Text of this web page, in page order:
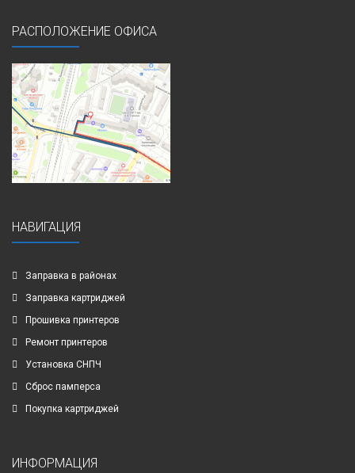
РАСПОЛОЖЕНИЕ ОФИСА
НАВИГАЦИЯ
Заправка в районах
Заправка картриджей
Прошивка принтеров
Ремонт принтеров
Установка СНПЧ
Сброс памперса
Покупка картриджей
ИНФОРМАЦИЯ